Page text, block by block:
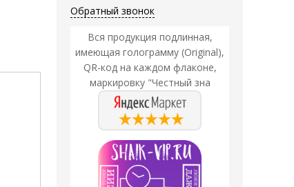
Обратный звонок
Вся продукция подлинная,
имеющая голограмму (Original),
QR-код на каждом флаконе,
маркировку "Честный зна
Акция